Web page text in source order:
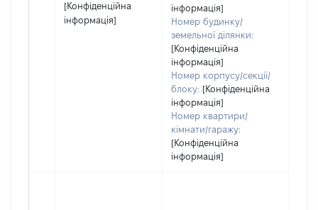
[Конфіденційна
інформація]
інформація]
Номер будинку/
земельної ділянки:
[Конфіденційна
інформація]
Номер корпусу/секції/
блоку: [Конфіденційна
інформація]
Номер квартири/
кімнати/гаражу:
[Конфіденційна
інформація]